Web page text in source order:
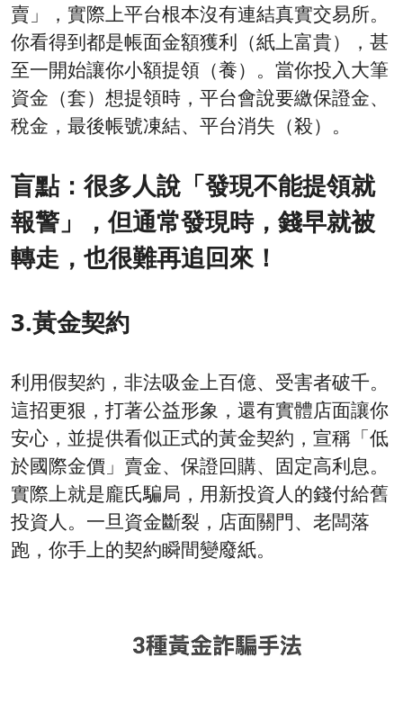
賣」，實際上平台根本沒有連結真實交易所。
你看得到都是帳面金額獲利（紙上富貴），甚
至一開始讓你小額提領（養）。當你投入大筆
資金（套）想提領時，平台會說要繳保證金、
稅金，最後帳號凍結、平台消失（殺）。
盲點：很多人說「發現不能提領就
報警」，但通常發現時，錢早就被
轉走，也很難再追回來！
3.黃金契約
利用假契約，非法吸金上百億、受害者破千。
這招更狠，打著公益形象，還有實體店面讓你
安心，並提供看似正式的黃金契約，宣稱「低
於國際金價」賣金、保證回購、固定高利息。
實際上就是龐氏騙局，用新投資人的錢付給舊
投資人。一旦資金斷裂，店面關門、老闆落
跑，你手上的契約瞬間變廢紙。